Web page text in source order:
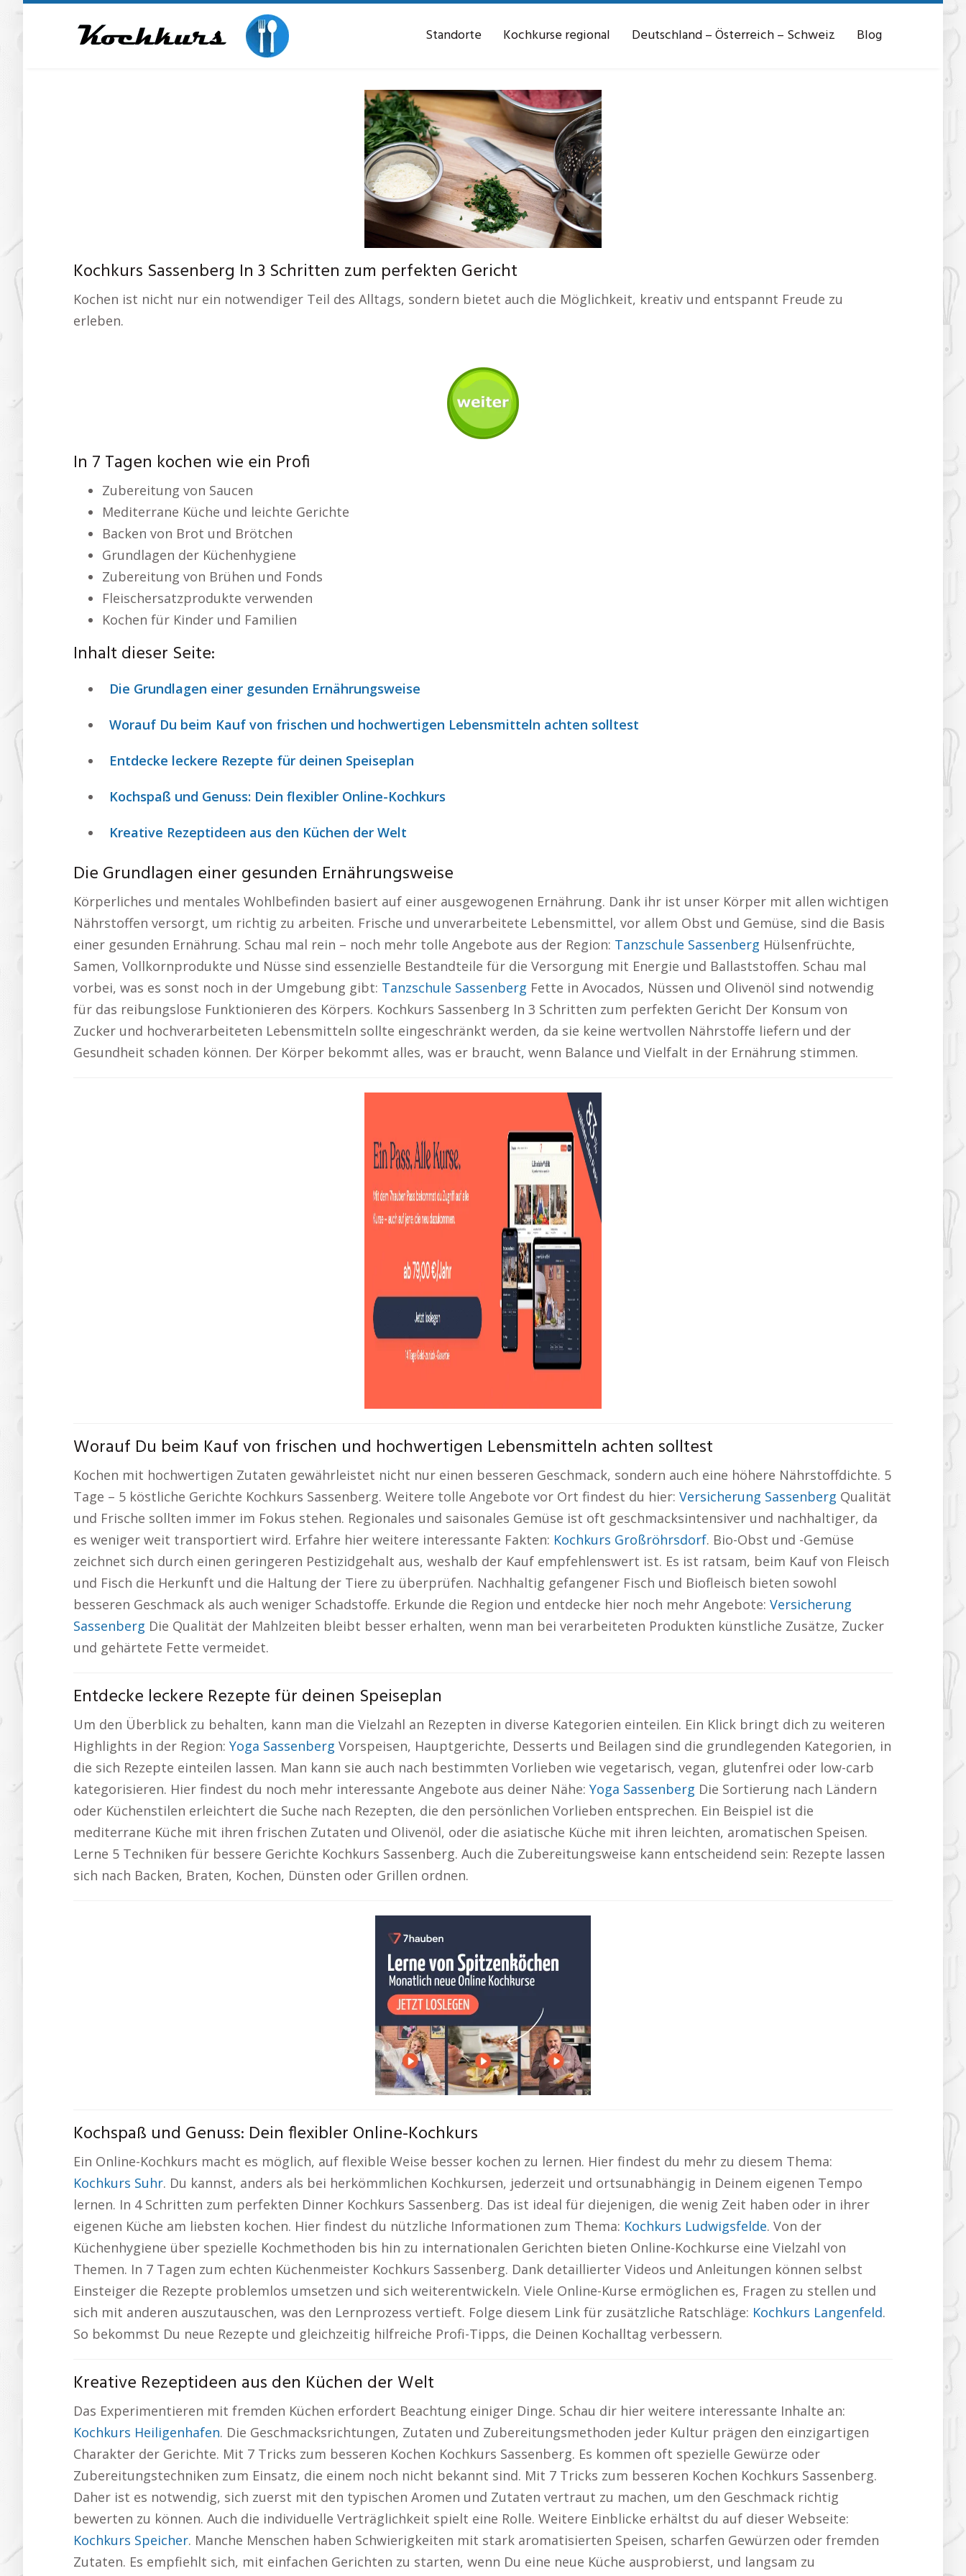
Skip
Standorte Kochkurse regional Deutschland – Österreich – Schweiz Blog
Kochkurs Sassenberg In 3 Schritten zum perfekten Gericht
Kochen ist nicht nur ein notwendiger Teil des Alltags, sondern bietet auch die Möglichkeit, kreativ und entspannt Freude zu
erleben.
In 7 Tagen kochen wie ein Profi
Zubereitung von Saucen
Mediterrane Küche und leichte Gerichte
Backen von Brot und Brötchen
Grundlagen der Küchenhygiene
Zubereitung von Brühen und Fonds
Fleischersatzprodukte verwenden
Kochen für Kinder und Familien
Inhalt dieser Seite:
Die Grundlagen einer gesunden Ernährungsweise
Worauf Du beim Kauf von frischen und hochwertigen Lebensmitteln achten solltest
Entdecke leckere Rezepte für deinen Speiseplan
Kochspaß und Genuss: Dein flexibler Online-Kochkurs
Kreative Rezeptideen aus den Küchen der Welt
Die Grundlagen einer gesunden Ernährungsweise
Körperliches und mentales Wohlbefinden basiert auf einer ausgewogenen Ernährung. Dank ihr ist unser Körper mit allen wichtigen
Nährstoffen versorgt, um richtig zu arbeiten. Frische und unverarbeitete Lebensmittel, vor allem Obst und Gemüse, sind die Basis
einer gesunden Ernährung. Schau mal rein – noch mehr tolle Angebote aus der Region: Tanzschule Sassenberg Hülsenfrüchte,
Samen, Vollkornprodukte und Nüsse sind essenzielle Bestandteile für die Versorgung mit Energie und Ballaststoffen. Schau mal
vorbei, was es sonst noch in der Umgebung gibt: Tanzschule Sassenberg Fette in Avocados, Nüssen und Olivenöl sind notwendig
für das reibungslose Funktionieren des Körpers. Kochkurs Sassenberg In 3 Schritten zum perfekten Gericht Der Konsum von
Zucker und hochverarbeiteten Lebensmitteln sollte eingeschränkt werden, da sie keine wertvollen Nährstoffe liefern und der
Gesundheit schaden können. Der Körper bekommt alles, was er braucht, wenn Balance und Vielfalt in der Ernährung stimmen.
Worauf Du beim Kauf von frischen und hochwertigen Lebensmitteln achten solltest
Kochen mit hochwertigen Zutaten gewährleistet nicht nur einen besseren Geschmack, sondern auch eine höhere Nährstoffdichte. 5
Tage – 5 köstliche Gerichte Kochkurs Sassenberg. Weitere tolle Angebote vor Ort findest du hier: Versicherung Sassenberg Qualität
und Frische sollten immer im Fokus stehen. Regionales und saisonales Gemüse ist oft geschmacksintensiver und nachhaltiger, da
es weniger weit transportiert wird. Erfahre hier weitere interessante Fakten: Kochkurs Großröhrsdorf. Bio-Obst und -Gemüse
zeichnet sich durch einen geringeren Pestizidgehalt aus, weshalb der Kauf empfehlenswert ist. Es ist ratsam, beim Kauf von Fleisch
und Fisch die Herkunft und die Haltung der Tiere zu überprüfen. Nachhaltig gefangener Fisch und Biofleisch bieten sowohl
besseren Geschmack als auch weniger Schadstoffe. Erkunde die Region und entdecke hier noch mehr Angebote: Versicherung
Sassenberg Die Qualität der Mahlzeiten bleibt besser erhalten, wenn man bei verarbeiteten Produkten künstliche Zusätze, Zucker
und gehärtete Fette vermeidet.
Entdecke leckere Rezepte für deinen Speiseplan
Um den Überblick zu behalten, kann man die Vielzahl an Rezepten in diverse Kategorien einteilen. Ein Klick bringt dich zu weiteren
Highlights in der Region: Yoga Sassenberg Vorspeisen, Hauptgerichte, Desserts und Beilagen sind die grundlegenden Kategorien, in
die sich Rezepte einteilen lassen. Man kann sie auch nach bestimmten Vorlieben wie vegetarisch, vegan, glutenfrei oder low-carb
kategorisieren. Hier findest du noch mehr interessante Angebote aus deiner Nähe: Yoga Sassenberg Die Sortierung nach Ländern
oder Küchenstilen erleichtert die Suche nach Rezepten, die den persönlichen Vorlieben entsprechen. Ein Beispiel ist die
mediterrane Küche mit ihren frischen Zutaten und Olivenöl, oder die asiatische Küche mit ihren leichten, aromatischen Speisen.
Lerne 5 Techniken für bessere Gerichte Kochkurs Sassenberg. Auch die Zubereitungsweise kann entscheidend sein: Rezepte lassen
sich nach Backen, Braten, Kochen, Dünsten oder Grillen ordnen.
Kochspaß und Genuss: Dein flexibler Online-Kochkurs
Ein Online-Kochkurs macht es möglich, auf flexible Weise besser kochen zu lernen. Hier findest du mehr zu diesem Thema:
Kochkurs Suhr. Du kannst, anders als bei herkömmlichen Kochkursen, jederzeit und ortsunabhängig in Deinem eigenen Tempo
lernen. In 4 Schritten zum perfekten Dinner Kochkurs Sassenberg. Das ist ideal für diejenigen, die wenig Zeit haben oder in ihrer
eigenen Küche am liebsten kochen. Hier findest du nützliche Informationen zum Thema: Kochkurs Ludwigsfelde. Von der
Küchenhygiene über spezielle Kochmethoden bis hin zu internationalen Gerichten bieten Online-Kochkurse eine Vielzahl von
Themen. In 7 Tagen zum echten Küchenmeister Kochkurs Sassenberg. Dank detaillierter Videos und Anleitungen können selbst
Einsteiger die Rezepte problemlos umsetzen und sich weiterentwickeln. Viele Online-Kurse ermöglichen es, Fragen zu stellen und
sich mit anderen auszutauschen, was den Lernprozess vertieft. Folge diesem Link für zusätzliche Ratschläge: Kochkurs Langenfeld.
So bekommst Du neue Rezepte und gleichzeitig hilfreiche Profi-Tipps, die Deinen Kochalltag verbessern.
Kreative Rezeptideen aus den Küchen der Welt
Das Experimentieren mit fremden Küchen erfordert Beachtung einiger Dinge. Schau dir hier weitere interessante Inhalte an:
Kochkurs Heiligenhafen. Die Geschmacksrichtungen, Zutaten und Zubereitungsmethoden jeder Kultur prägen den einzigartigen
Charakter der Gerichte. Mit 7 Tricks zum besseren Kochen Kochkurs Sassenberg. Es kommen oft spezielle Gewürze oder
Zubereitungstechniken zum Einsatz, die einem noch nicht bekannt sind. Mit 7 Tricks zum besseren Kochen Kochkurs Sassenberg.
Daher ist es notwendig, sich zuerst mit den typischen Aromen und Zutaten vertraut zu machen, um den Geschmack richtig
bewerten zu können. Auch die individuelle Verträglichkeit spielt eine Rolle. Weitere Einblicke erhältst du auf dieser Webseite:
Kochkurs Speicher. Manche Menschen haben Schwierigkeiten mit stark aromatisierten Speisen, scharfen Gewürzen oder fremden
Zutaten. Es empfiehlt sich, mit einfachen Gerichten zu starten, wenn Du eine neue Küche ausprobierst, und langsam zu